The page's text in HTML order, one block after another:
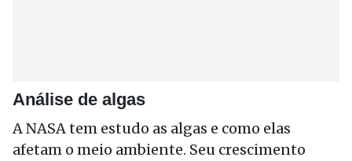
Análise de algas
A NASA tem estudo as algas e como elas
afetam o meio ambiente. Seu crescimento